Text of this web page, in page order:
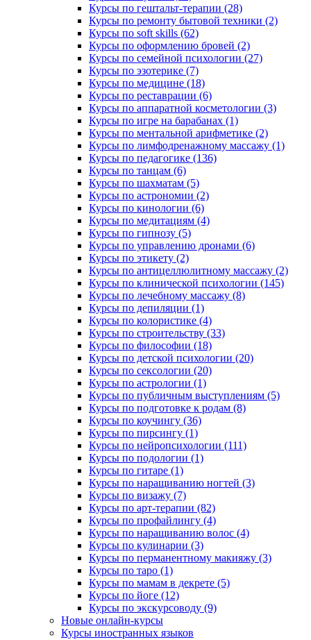
Курсы по гештальт-терапии (28)
Курсы по ремонту бытовой техники (2)
Курсы по soft skills (62)
Курсы по оформлению бровей (2)
Курсы по семейной психологии (27)
Курсы по эзотерике (7)
Курсы по медицине (18)
Курсы по реставрации (6)
Курсы по аппаратной косметологии (3)
Курсы по игре на барабанах (1)
Курсы по ментальной арифметике (2)
Курсы по лимфодренажному массажу (1)
Курсы по педагогике (136)
Курсы по танцам (6)
Курсы по шахматам (5)
Курсы по астрономии (2)
Курсы по кинологии (6)
Курсы по медитациям (4)
Курсы по гипнозу (5)
Курсы по управлению дронами (6)
Курсы по этикету (2)
Курсы по антицеллюлитному массажу (2)
Курсы по клинической психологии (145)
Курсы по лечебному массажу (8)
Курсы по депиляции (1)
Курсы по колористике (4)
Курсы по строительству (33)
Курсы по философии (18)
Курсы по детской психологии (20)
Курсы по сексологии (20)
Курсы по астрологии (1)
Курсы по публичным выступлениям (5)
Курсы по подготовке к родам (8)
Курсы по коучингу (36)
Курсы по пирсингу (1)
Курсы по нейропсихологии (111)
Курсы по подологии (1)
Курсы по гитаре (1)
Курсы по наращиванию ногтей (3)
Курсы по визажу (7)
Курсы по арт-терапии (82)
Курсы по профайлингу (4)
Курсы по наращиванию волос (4)
Курсы по кулинарии (3)
Курсы по перманентному макияжу (3)
Курсы по таро (1)
Курсы по мамам в декрете (5)
Курсы по йоге (12)
Курсы по экскурсоводу (9)
Новые онлайн‑курсы
Курсы иностранных языков